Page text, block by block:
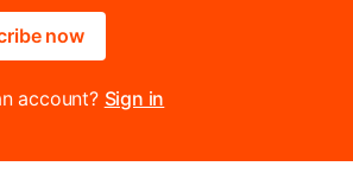
now
account? Sign in